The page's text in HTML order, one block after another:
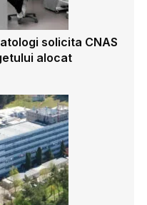
solicita CNAS
alocat